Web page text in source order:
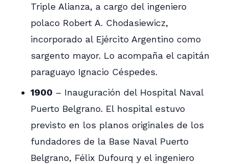
Triple Alianza, a cargo del ingeniero
polaco Robert A. Chodasiewicz,
incorporado al Ejército Argentino como
sargento mayor. Lo acompaña el capitán
paraguayo Ignacio Céspedes.
1900 – Inauguración del Hospital Naval
Puerto Belgrano. El hospital estuvo
previsto en los planos originales de los
fundadores de la Base Naval Puerto
Belgrano, Félix Dufourq y el ingeniero